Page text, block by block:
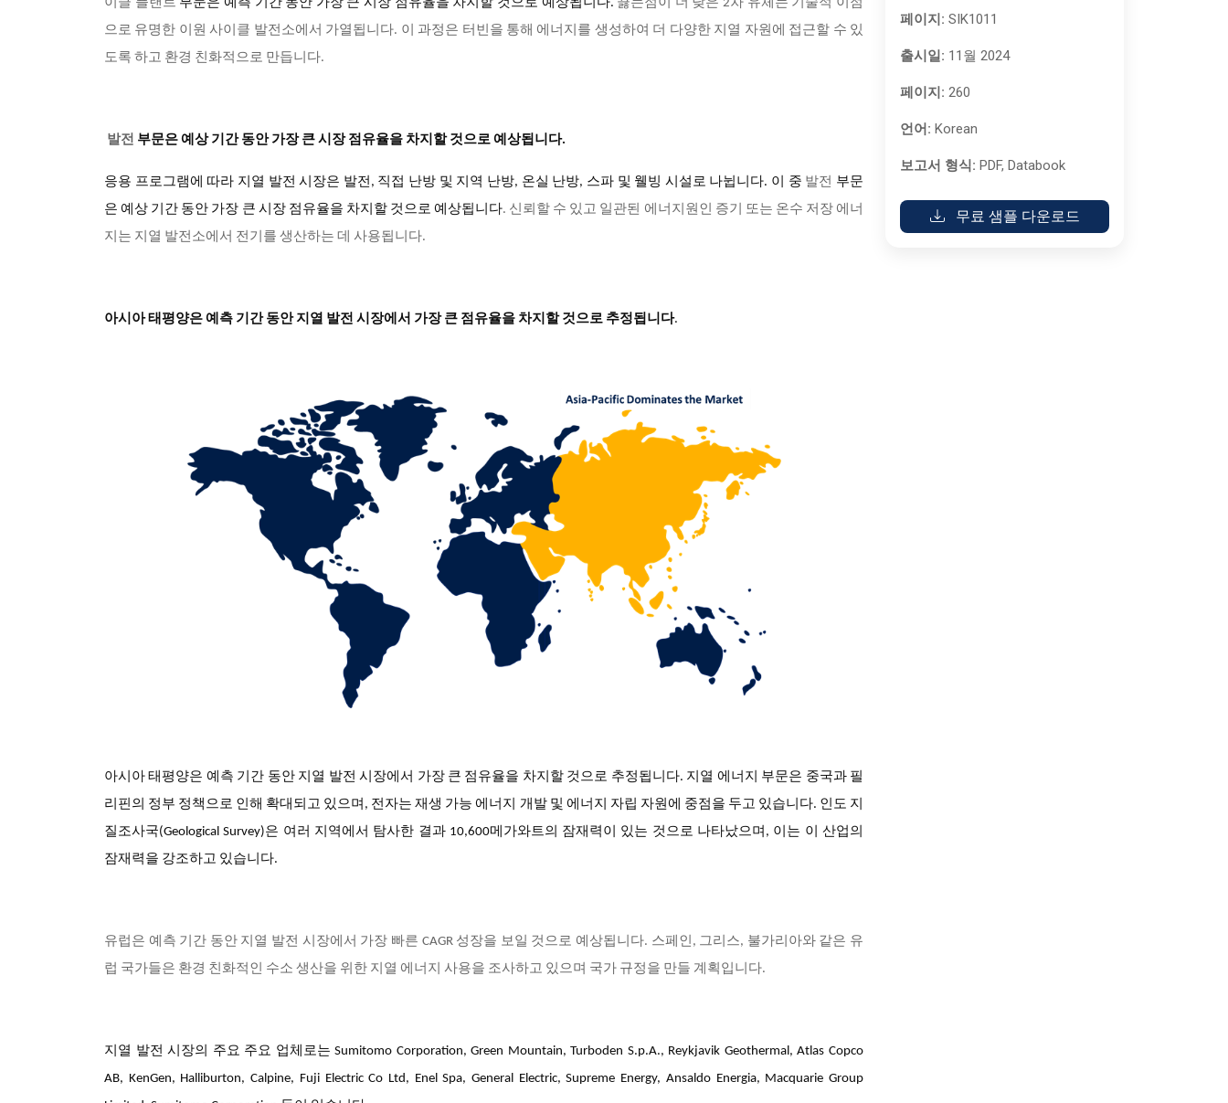
이클 플랜트 부문은 예측 기간 동안 가장 큰 시장 점유율을 차지할 것으로 예상됩니다. 끓는점이 더 낮은 2차 유체는 기술적 이점
으로 유명한 이원 사이클 발전소에서 가열됩니다. 이 과정은 터빈을 통해 에너지를 생성하여 더 다양한 지열 자원에 접근할 수 있
도록 하고 환경 친화적으로 만듭니다.
발전 부문은 예상 기간 동안 가장 큰 시장 점유율을 차지할 것으로 예상됩니다.
응용 프로그램에 따라 지열 발전 시장은 발전, 직접 난방 및 지역 난방, 온실 난방, 스파 및 웰빙 시설로 나뉩니다. 이 중 발전 부문
은 예상 기간 동안 가장 큰 시장 점유율을 차지할 것으로 예상됩니다. 신뢰할 수 있고 일관된 에너지원인 증기 또는 온수 저장 에너
지는 지열 발전소에서 전기를 생산하는 데 사용됩니다.
아시아 태평양은 예측 기간 동안 지열 발전 시장에서 가장 큰 점유율을 차지할 것으로 추정됩니다.
아시아 태평양은 예측 기간 동안 지열 발전 시장에서 가장 큰 점유율을 차지할 것으로 추정됩니다. 지열 에너지 부문은 중국과 필
리핀의 정부 정책으로 인해 확대되고 있으며, 전자는 재생 가능 에너지 개발 및 에너지 자립 자원에 중점을 두고 있습니다. 인도 지
질조사국(Geological Survey)은 여러 지역에서 탐사한 결과 10,600메가와트의 잠재력이 있는 것으로 나타났으며, 이는 이 산업의
잠재력을 강조하고 있습니다.
유럽은 예측 기간 동안 지열 발전 시장에서 가장 빠른 CAGR 성장을 보일 것으로 예상됩니다. 스페인, 그리스, 불가리아와 같은 유
럽 국가들은 환경 친화적인 수소 생산을 위한 지열 에너지 사용을 조사하고 있으며 국가 규정을 만들 계획입니다.
지열 발전 시장의 주요 주요 업체로는 Sumitomo Corporation, Green Mountain, Turboden S.p.A., Reykjavik Geothermal, Atlas Copco
AB, KenGen, Halliburton, Calpine, Fuji Electric Co Ltd, Enel Spa, General Electric, Supreme Energy, Ansaldo Energia, Macquarie Group
페이지: SIK1011
출시일: 11월 2024
페이지: 260
언어: Korean
보고서 형식: PDF, Databook
무료 샘플 다운로드